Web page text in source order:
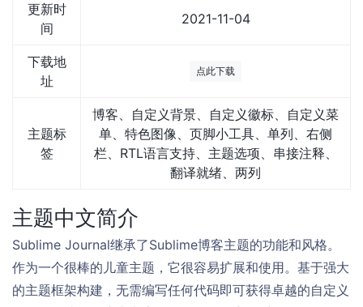
更新时
间
2021-11-04
下载地
址
点此下载
主题标
签
博客、自定义背景、自定义徽标、自定义菜
单、特色图像、页脚小工具、单列、右侧
栏、RTL语言支持、主题选项、串接注释、
翻译就绪、两列
主题中文简介
Sublime Journal继承了Sublime博客主题的功能和风格。
作为一个很棒的儿童主题，它很容易扩展和使用。基于强大
的主题框架构建，无需编写任何代码即可获得卓越的自定义